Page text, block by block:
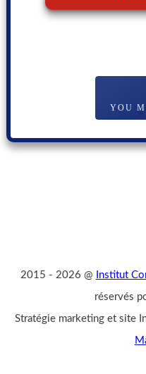
YOU
Politique
2015 - 2026 @ Institut
réservés
Stratégie marketing et site